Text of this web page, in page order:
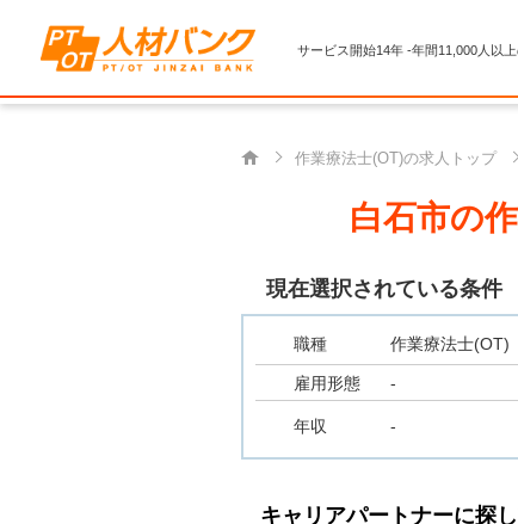
サービス開始14年 -年間11,000人以
作業療法士(OT)の求人トップ
白石市の
現在選択されている条件
職種 作業療法士(OT)
雇用形態 -
年収 -
キャリアパートナーに探